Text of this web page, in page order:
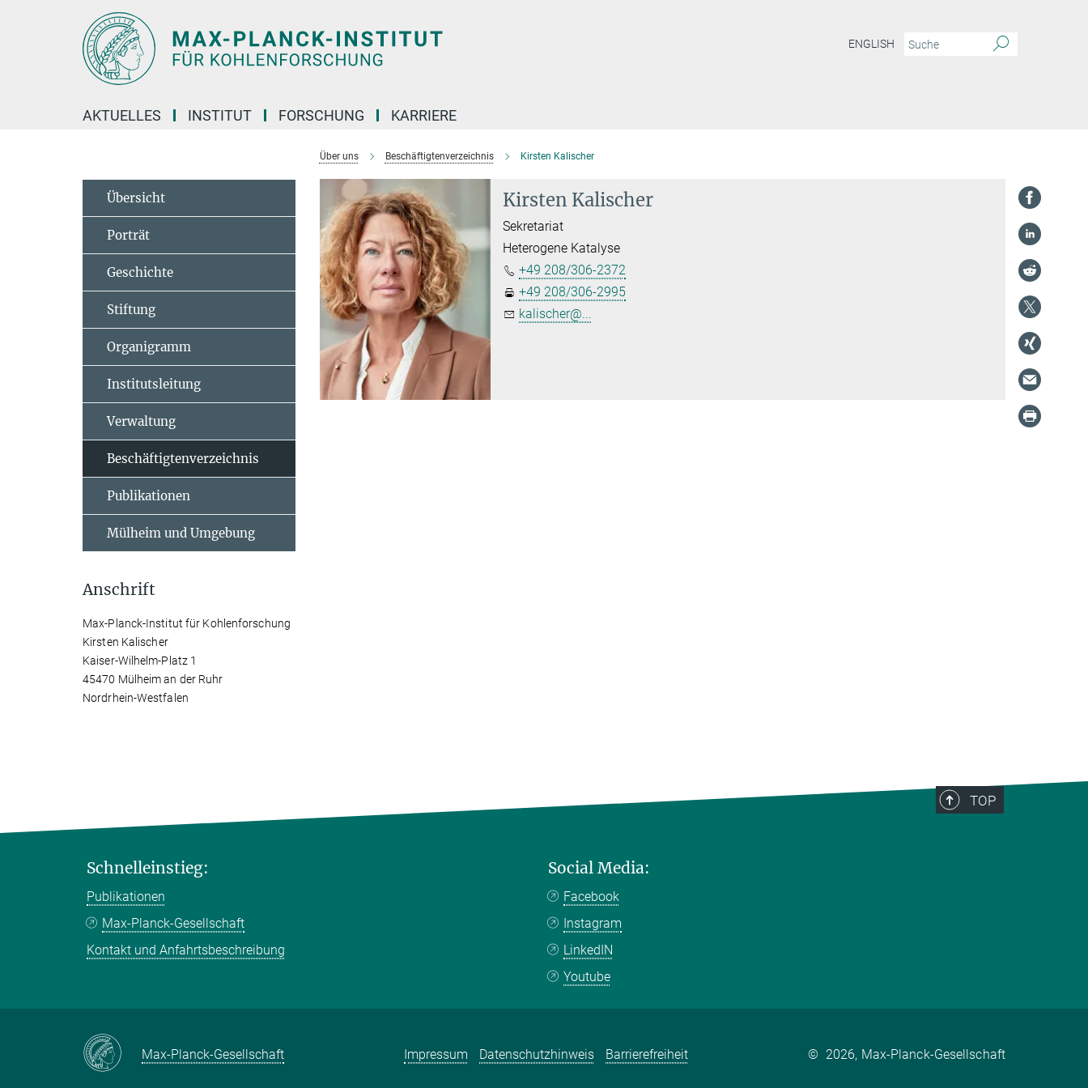
ENGLISH
AKTUELLES INSTITUT FORSCHUNG KARRIERE
Über uns Beschäftigtenverzeichnis Kirsten Kalischer
Kirsten Kalischer
Sekretariat
Heterogene Katalyse
+49 208/306-2372
+49 208/306-2995
kalischer@...
Übersicht
Porträt
Geschichte
Stiftung
Organigramm
Institutsleitung
Verwaltung
Beschäftigtenverzeichnis
Publikationen
Mülheim und Umgebung
Anschrift
Max-Planck-Institut für Kohlenforschung
Kirsten Kalischer
Kaiser-Wilhelm-Platz 1
45470 Mülheim an der Ruhr
Nordrhein-Westfalen
TOP
Schnelleinstieg:
Publikationen
Max-Planck-Gesellschaft
Kontakt und Anfahrtsbeschreibung
Social Media:
Facebook
Instagram
LinkedIN
Youtube
Max-Planck-Gesellschaft Impressum Datenschutzhinweis Barrierefreiheit © 2026, Max-Planck-Gesellschaft